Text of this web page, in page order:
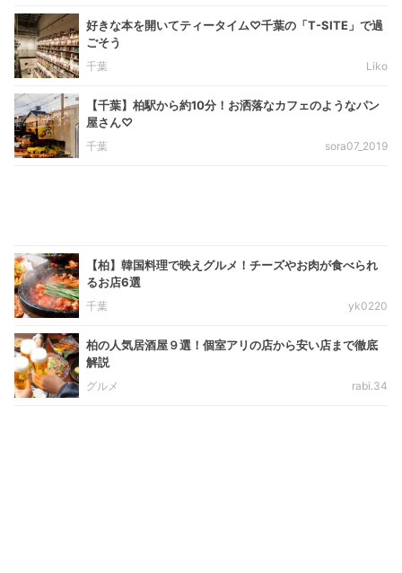
好きな本を開いてティータイム♡千葉の「T-SITE」で過
ごそう
千葉 Liko
【千葉】柏駅から約10分！お洒落なカフェのようなパン
屋さん♡
千葉 sora07_2019
【柏】韓国料理で映えグルメ！チーズやお肉が食べられ
るお店6選
千葉 yk0220
柏の人気居酒屋９選！個室アリの店から安い店まで徹底
解説
グルメ rabi.34